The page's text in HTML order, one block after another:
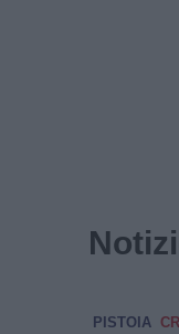
PISTOIA